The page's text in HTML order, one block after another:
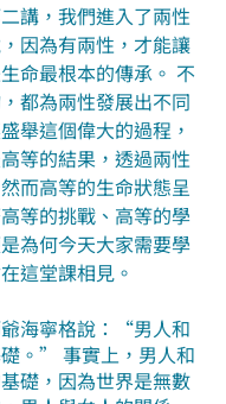
講，我們進入了兩性
因為有兩性，才能讓
命最根本的傳承。 不
都為兩性發展出不同
舉這個偉大的過程，
等的結果，透過兩性
而高等的生命狀態呈
等的挑戰、高等的學
為何今天大家需要學
這堂課相見。
海寧格說：“男人和
。” 事實上，男人和
礎，因為世界是無數